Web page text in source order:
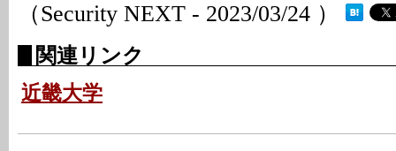
（Security NEXT - 2023/03/24 ）
関連リンク
近畿大学